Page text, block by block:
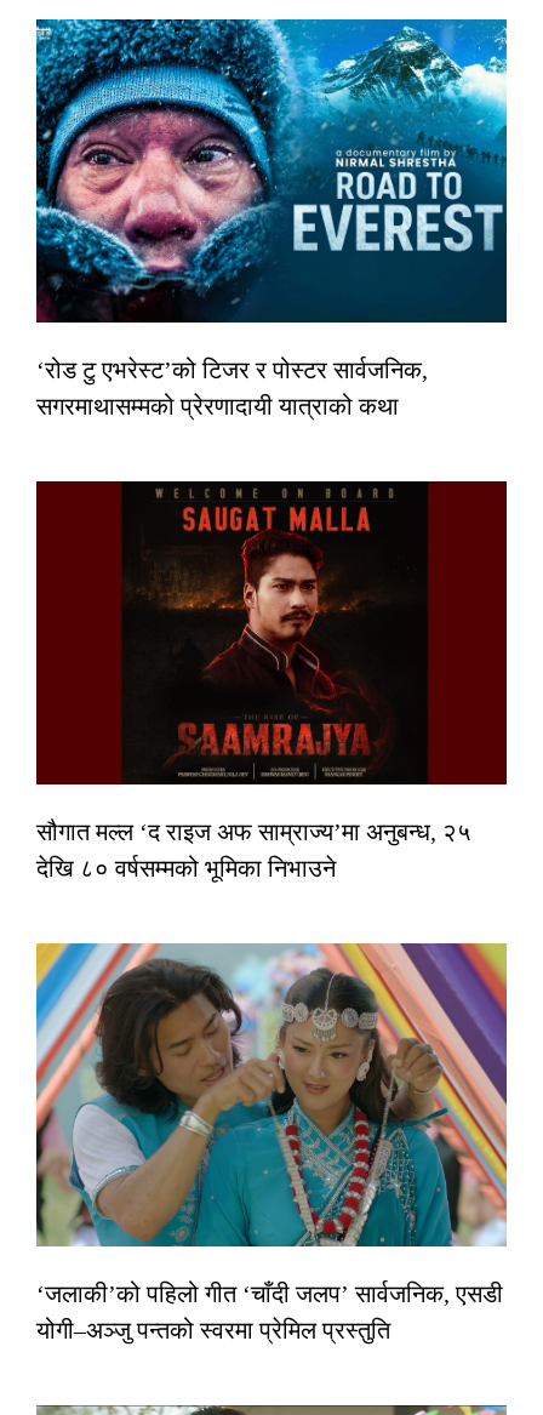
‘रोड टु एभरेस्ट’को टिजर र पोस्टर सार्वजनिक,
सगरमाथासम्मको प्रेरणादायी यात्राको कथा
सौगात मल्ल ‘द राइज अफ साम्राज्य’मा अनुबन्ध, २५
देखि ८० वर्षसम्मको भूमिका निभाउने
‘जलाकी’को पहिलो गीत ‘चाँदी जलप’ सार्वजनिक, एसडी
योगी–अञ्जु पन्तको स्वरमा प्रेमिल प्रस्तुति